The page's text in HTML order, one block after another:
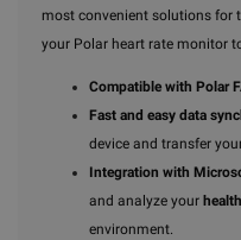
most convenient solutions for
your Polar heart rate monitor
Compatible with Polar
Fast and easy data
device and transfer
Integration with
and analyze your
environment.